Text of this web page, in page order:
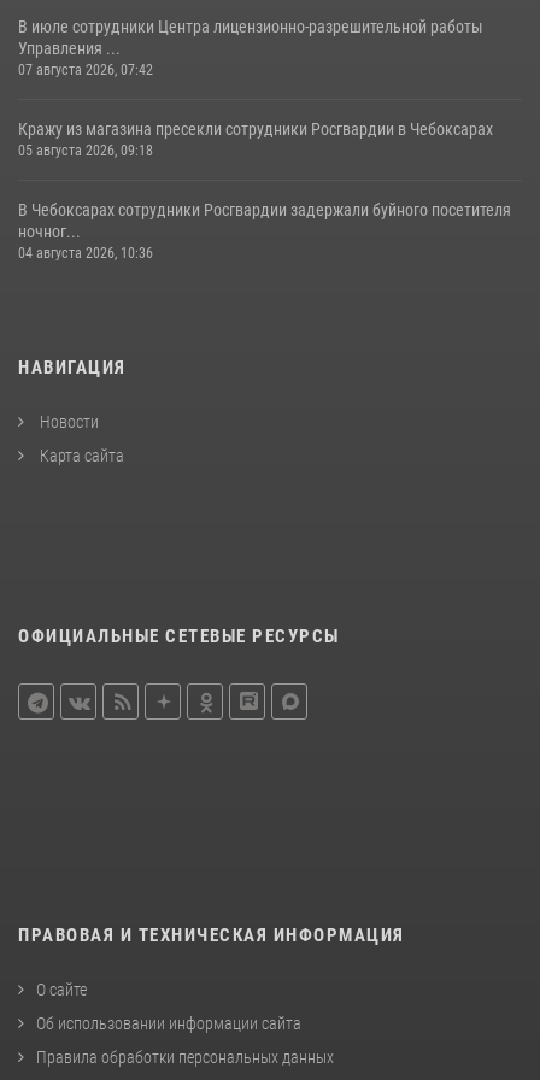
В июле сотрудники Центра лицензионно-разрешительной работы
Управления ...
07 августа 2026, 07:42
Кражу из магазина пресекли сотрудники Росгвардии в Чебоксарах
05 августа 2026, 09:18
В Чебоксарах сотрудники Росгвардии задержали буйного посетителя
ночног...
04 августа 2026, 10:36
НАВИГАЦИЯ
Новости
Карта сайта
ОФИЦИАЛЬНЫЕ СЕТЕВЫЕ РЕСУРСЫ
ПРАВОВАЯ И ТЕХНИЧЕСКАЯ ИНФОРМАЦИЯ
О сайте
Об использовании информации сайта
Правила обработки персональных данных